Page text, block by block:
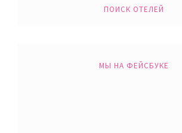
ПОИСК ОТЕЛЕЙ
МЫ НА ФЕЙСБУКЕ